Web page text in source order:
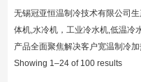
无锡冠亚恒温制冷技术有限公司
体机,水冷机，工业冷水机,低温冷
产品全面聚焦解决客户宽温制冷
Showing 1–24 of 100 results